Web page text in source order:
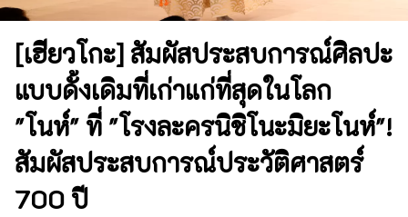
[เฮียวโกะ] สัมผัสประสบการณ์ศิลปะ
แบบดั้งเดิมที่เก่าแก่ที่สุดในโลก
"โนห์" ที่ "โรงละครนิชิโนะมิยะโนห์"!
สัมผัสประสบการณ์ประวัติศาสตร์
700 ปี